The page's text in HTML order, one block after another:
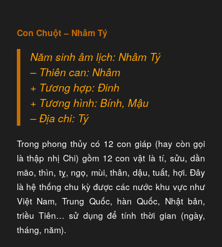
Con Chuột – Nhâm Tý
Năm sinh âm lịch: Nhâm Tý
– Thiên can: Nhâm
+ Tương hợp: Đinh
+ Tương hình: Bính, Mậu
– Địa chi: Tý
Trong phong thủy có 12 con giáp (hay còn gọi
là thập nhị Chi) gồm 12 con vật là tí, sửu, dần
mão, thìn, tỵ, ngọ, mùi, thân, dậu, tuất, hợi. Đây
là hệ thống chu kỳ được các nước khu vực như
Việt Nam, Trung Quốc, hàn Quốc, Nhật bản,
triều Tiên… sử dụng để tính thời gian (ngày,
tháng, năm).